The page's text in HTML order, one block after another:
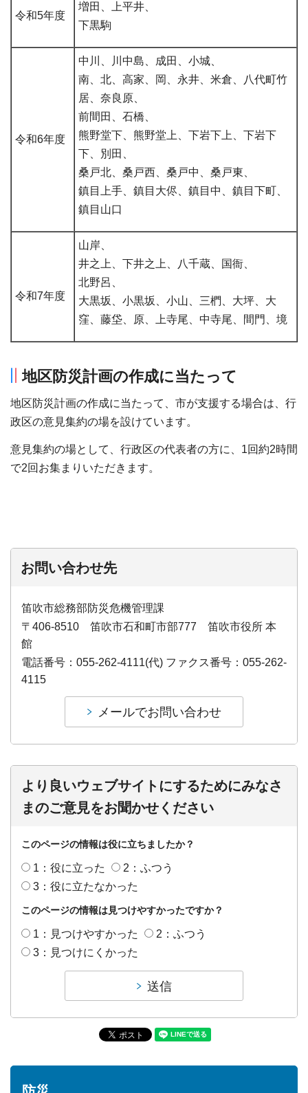
令和5年度
増田、上平井、
下黒駒
令和6年度
中川、川中島、成田、小城、
南、北、高家、岡、永井、米倉、八代町竹
居、奈良原、
前間田、石橋、
熊野堂下、熊野堂上、下岩下上、下岩下
下、別田、
桑戸北、桑戸西、桑戸中、桑戸東、
鎮目上手、鎮目大侭、鎮目中、鎮目下町、
鎮目山口
令和7年度
山岸、
井之上、下井之上、八千蔵、国衙、
北野呂、
大黒坂、小黒坂、小山、三椚、大坪、大
窪、藤垈、原、上寺尾、中寺尾、間門、境
地区防災計画の作成に当たって
地区防災計画の作成に当たって、市が支援する場合は、行
政区の意見集約の場を設けています。
意見集約の場として、行政区の代表者の方に、1回約2時間
で2回お集まりいただきます。
お問い合わせ先
笛吹市総務部防災危機管理課
〒406-8510 笛吹市石和町市部777 笛吹市役所 本
館
電話番号：055-262-4111(代) ファクス番号：055-262-
4115
より良いウェブサイトにするためにみなさ
まのご意見をお聞かせください
このページの情報は役に立ちましたか？
1：役に立った
2：ふつう
3：役に立たなかった
このページの情報は見つけやすかったですか？
1：見つけやすかった
2：ふつう
3：見つけにくかった